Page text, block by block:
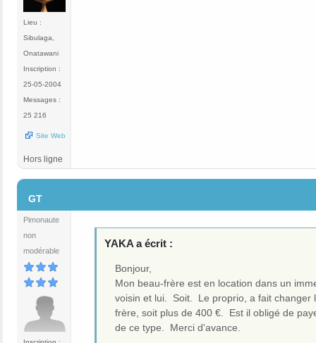
Lieu :
Sibulaga,
Onatawani
Inscription :
25-05-2004
Messages :
25 216
Site Web
Hors ligne
GT
Pimonaute
non
modérable
YAKA a écrit :
Bonjour,
Mon beau-frère est en location dans un
voisin et lui. Soit. Le proprio, a fait changer
frère, soit plus de 400 €. Est il obligé de
de ce type. Merci d'avance.